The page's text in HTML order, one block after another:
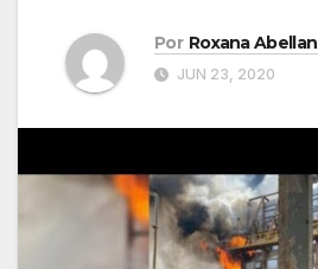
Por Roxana Abellan
JUN 23, 2020